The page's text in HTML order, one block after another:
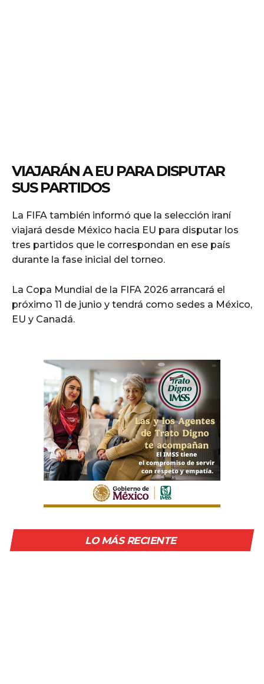
VIAJARÁN A EU PARA DISPUTAR
SUS PARTIDOS
La FIFA también informó que la selección iraní
viajará desde México hacia EU para disputar los
tres partidos que le correspondan en ese país
durante la fase inicial del torneo.
La Copa Mundial de la FIFA 2026 arrancará el
próximo 11 de junio y tendrá como sedes a México,
EU y Canadá.
LO MÁS RECIENTE